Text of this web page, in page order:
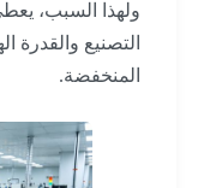
ولهذا السبب، يعطي
التصنيع والقدرة
المنخفضة.